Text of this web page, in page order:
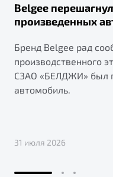
Belgee
произведенных
Бренд Belgee рад
производственного
СЗАО «БЕЛДЖИ» был
автомобиль.
31 июля 2026